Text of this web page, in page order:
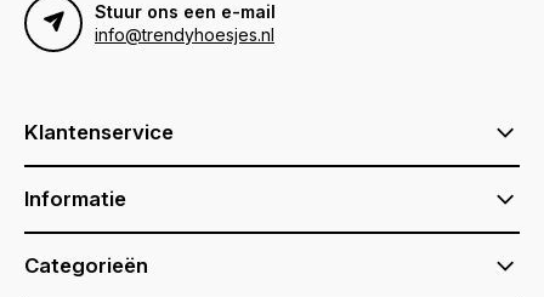
Stuur ons een e-mail
info@trendyhoesjes.nl
Klantenservice
Informatie
Categorieën